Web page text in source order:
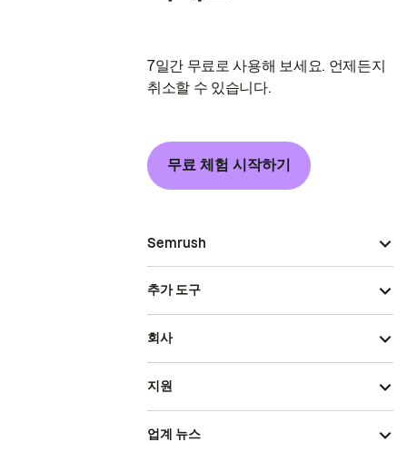
7일간 무료로 사용해 보세요. 언제든지
취소할 수 있습니다.
무료 체험 시작하기
Semrush
추가 도구
회사
지원
업계 뉴스